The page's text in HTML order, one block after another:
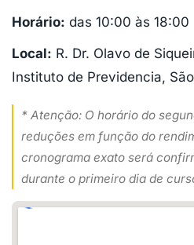
Horário: das 10:00 às 18:00
Local: R. Dr. Olavo de
Instituto de Previdencia,
* Atenção: O horário do
reduções em função do
cronograma exato será
durante o primeiro dia de